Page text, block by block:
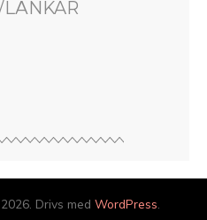
LÄNKAR
2026. Drivs med WordPress